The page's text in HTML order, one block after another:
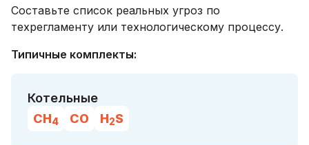
Составьте список реальных угроз по
техрегламенту или технологическому процессу.
Типичные комплекты:
Котельные
CH4 CO H2S